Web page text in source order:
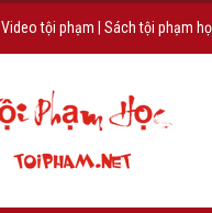
Video tội phạm Sách tội phạm